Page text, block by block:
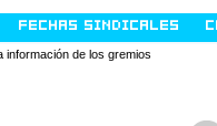
FECHAS SINDICALES
información de los gremios